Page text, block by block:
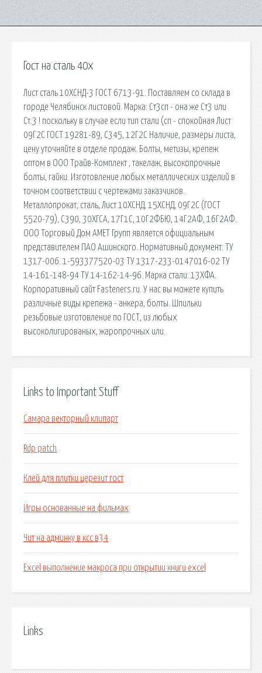
Гост на сталь 40х
Лист сталь 10ХСНД-3 ГОСТ 6713-91. Поставляем со склада в
городе Челябинск листовой. Марка: Ст3сп - она же Ст3 или
Ст.3 ! поскольку в случае если тип стали (сп - спокойная Лист
09Г2С ГОСТ 19281-89, С345, 12Г2С Наличие, размеры листа,
цену уточняйте в отделе продаж. Болты, метизы, крепеж
оптом в ООО Трайв-Комплект , такелаж, высокопрочные
болты, гайки. Изготовление любых металлических изделий в
точном соответствии с чертежами заказчиков.
Металлопрокат, сталь, Лист 10ХСНД, 15ХСНД, 09Г2С (ГОСТ
5520-79), С390, 30ХГСА, 17Г1С, 10Г2ФБЮ, 14Г2АФ, 16Г2АФ.
ООО Торговый Дом АМЕТ Групп является официальным
представителем ПАО Ашинского. Нормативный документ: ТУ
1317-006. 1-593377520-03 ТУ 1317-233-0147016-02 ТУ
14-161-148-94 ТУ 14-162-14-96. Марка стали: 13ХФА.
Корпоративный сайт Fasteners.ru. У нас вы можете купить
различные виды крепежа - анкера, болты. Шпильки
резьбовые изготовление по ГОСТ, из любых
высоколигированых, жаропрочных или.
Links to Important Stuff
Самара векторный клипарт
Rdp patch
Клей для плитки церезит гост
Игры основанные на фильмах
Чит на админку в ксс в34
Excel выполнение макроса при открытии книги excel
Links